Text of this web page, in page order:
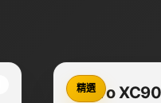
精選
Volvo